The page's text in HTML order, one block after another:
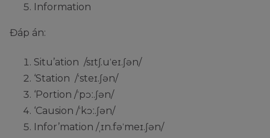
Information
Đáp án:
Situ’ation /sɪtʃ.uˈeɪ.ʃən/
‘Station /ˈsteɪ.ʃən/
‘Portion /ˈpɔː.ʃən/
‘Causion /ˈkɔː.ʃən/
Infor’mation /ˌɪn.fəˈmeɪ.ʃən/